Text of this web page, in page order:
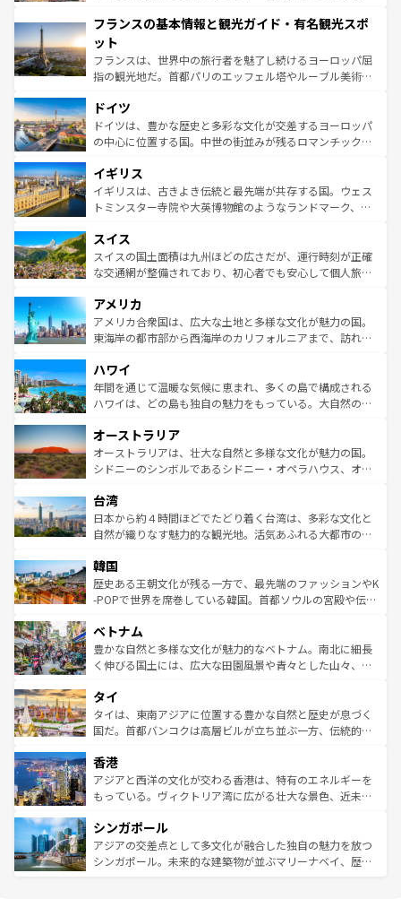
ませてくれるイタリアで、忘れられない旅をしてみよう！
なお、新着のイタリア情報は
しい。
文化が根付くこの国では、情熱的なフラメンコ、熱気あふ
れる闘牛、そして美味しいタパスが生活の一部となってい
る。首都マドリードの洗練された雰囲気や、バルセロナの
アートに溢れた街角から、地方では古代ローマ遺跡や中世
せる。地方によって風土や気候が異なるスペインはその個
性で訪れる人を魅了する。 なお、新着のスペイン情報は コ
ンテンツ一覧を参照してほしい。
フランスの基本情報と観光ガイド・有名観光スポ
ット
フランスは、世界中の旅行者を魅了し続けるヨーロッパ屈
指の観光地だ。首都パリのエッフェル塔やルーブル美術館
で、幅広い魅力が詰まっている。華麗な宮殿、歴史的な大
聖堂、美しいビーチ、そして豊かな自然が、訪れる者を心
から魅了する。また、フランスは美食の国としても知ら
いる。シャンパンの発祥地であるランス、プロヴァンスの
香り高いラベンダー畑など、多彩な楽しみ方が可能だ。さ
らに、パリ以外の地域にも魅力が溢れており、どの街角に
れる地方に足を運ぶとそれぞれで全く異なる文化を体験で
きるだろう。 なお、新着のフランス情報はコンテンツ一覧
を参照してほしい。
ドイツ
ドイツは、豊かな歴史と多彩な文化が交差するヨーロッパ
の中心に位置する国。中世の街並みが残るロマンチック街
顔を持つこの国は、どこを歩いても飽きることがない。ベ
ルリンの文化的活気、バイエルン州のアルプスの絶景、そ
してライン川沿いのワイン畑といった風景は必見。ビール
は、お酒好きな人にはぜひ体験してほしい。 なお、新着の
ドイツ情報はコンテンツ一覧を参照してほしい。
イギリス
イギリスは、古きよき伝統と最先端が共存する国。ウェス
トミンスター寺院や大英博物館のようなランドマーク、歴
リアごとに異なる魅力がある。また、優雅なアフタヌーン
ティー、ビール好きにはたまらない英国パブ、サッカー観
戦など、本場だからこそできる体験も豊富。イギリスを旅
ンツ一覧を参照してほしい。
スイス
スイスの国土面積は九州ほどの広さだが、運行時刻が正確
な交通網が整備されており、初心者でも安心して個人旅行
の建物がそのまま残る町や、スイスならではのユニークな
博物館もあり、アルプス観光だけでなく町歩きも満喫する
ことができる。国民の所得が高いため物価も高いが、旅行
ば市内交通費無料で観光を楽しむこともできる。 なお、新
着のスイス情報はコンテンツ一覧 を参照してほしい。
アメリカ
アメリカ合衆国は、広大な土地と多様な文化が魅力の国。
東海岸の都市部から西海岸のカリフォルニアまで、訪れる
のような巨大都市は、観光、ショッピング、エンターテイ
ンメントが詰まった刺激的なスポットだ。一方、アメリカ
西部には大自然が広がり、グランドキャニオンやイエロー
部のニューオーリンズでは、音楽と美食が融合した独特の
文化が魅力。旅行者はアメリカの各地域で異なる魅力を楽
しみながら、その多様性と豊かな歴史を感じることができ
ならではの贅沢な旅のスタイルだ。 なお、新着のアメリカ
情報はコンテンツ一覧を参照してほしい。
ハワイ
年間を通じて温暖な気候に恵まれ、多くの島で構成される
ハワイは、どの島も独自の魅力をもっている。大自然の神
ワイ島は見逃せない。また、定番の観光地といえばオアフ
島だが、静かな自然を求めるならマウイ島やカウアイ島が
おすすめ。エメラルドグリーンに輝く海をはじめ、豊かな
れるおもてなしの心で訪れる人々を迎えてくれるハワイの
人々、おいしいローカルフードやハワイアンミュージッ
ク、伝統的なフラダンスなど、すべてがハワイの魅力を彩
ワイを、存分に味わってほしい。 なお、新着のハワイ情報
はコンテンツ一覧を参照してほしい。
オーストラリア
オーストラリアは、壮大な自然と多様な文化が魅力の国。
シドニーのシンボルであるシドニー・オペラハウス、オー
リアリーフや大陸中央部にそびえるウルル（エアーズロッ
ク）、タスマニアの美しい原生林やケアンズの熱帯雨林な
ど、見どころがたくさん。また、カフェやワイン、オージ
いる。アクティビティも充実しており、サーフィンやダイ
ビング、ハイキングなど、アウトドア好きにはたまらな
い。オーストラリアの多彩な魅力を存分に味わいつくそ
参照してほしい。
台湾
日本から約４時間ほどでたどり着く台湾は、多彩な文化と
自然が織りなす魅力的な観光地。活気あふれる大都市の台
ン）、静ひつな山岳地帯である台湾東部など、都市の喧騒
と山間の静けさが共存しており、訪れる人に新しい発見と
驚きをもたらしてくれる。また、奥深い台湾の食文化も魅
容にもいいと評判のスイーツなど、バラエティ豊かな料理
が味わえる。 なお、新着の台湾情報は コンテンツ一覧を参
照してほしい。
韓国
歴史ある王朝文化が残る一方で、最先端のファッションやK
-POPで世界を席巻している韓国。首都ソウルの宮殿や伝統
き、地方に足を延ばせば四季折々の自然美を楽しむことが
できる。そして、キムチや焼肉、絶品のストリートフード
まで、さまざまな韓国料理が待っている。夜には、韓国な
リティに包まれながら、韓国の多彩な魅力を心ゆくまで味
わってみてほしい。 なお、新着の韓国情報はコンテンツ一
覧を参照してほしい。
ベトナム
豊かな自然と多様な文化が魅力的なベトナム。南北に細長
く伸びる国土には、広大な田園風景や青々とした山々、世
急速な発展と共に伝統が息づく。ハノイの古い町並みやホ
ーチミン市のフランス統治時代の建物も、独特の雰囲気を
醸し出している。また、バラエティの豊かさとおいしさで
とつ。フォーやバインミー、ベトナムコーヒーなどは、ぜ
ひ現地で味わいたい。どの地域を訪れてもあたたかい人々
が旅行者を迎えてくれるので、きっと忘れられない旅にな
参照してほしい。
タイ
タイは、東南アジアに位置する豊かな自然と歴史が息づく
国だ。首都バンコクは高層ビルが立ち並ぶ一方、伝統的な
の活気が交差している。北部ではチェンマイなどの山岳地
帯で自然と触れ合い、南部ではプーケットやクラビの美し
いビーチでリゾート気分を楽しむことができる。タイ料理
激する。気候は一年中温暖で、どの季節にも異なる楽しみ
が待っている。親しみやすいタイの人々、仏教を中心とし
た文化、そして多様な観光資源が、訪れる旅人を魅了し続
香港
アジアと西洋の文化が交わる香港は、特有のエネルギーを
もっている。ヴィクトリア湾に広がる壮大な景色、近未来
み、どこを訪れても感動するはず。観光スポットが密集し
ており、効率よく見どころを回れるのも魅力。息をのむよ
うな絶景から文化的な体験まで、香港を存分に楽しみ尽く
シンガポール
アジアの交差点として多文化が融合した独自の魅力を放つ
シンガポール。未来的な建築物が並ぶマリーナベイ、歴史